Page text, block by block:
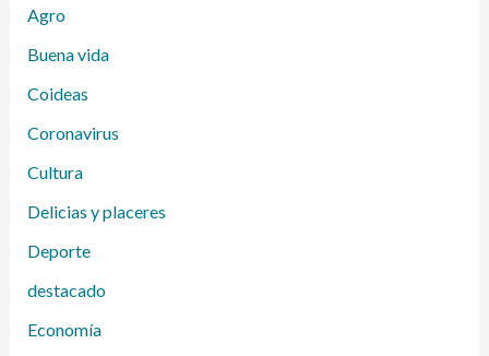
Agro
Buena vida
Coideas
Coronavirus
Cultura
Delicias y placeres
Deporte
destacado
Economía